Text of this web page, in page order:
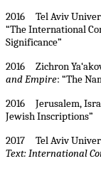
2016 Tel Aviv
“The International
Significance”
2016 Zichron
and Empire: “The
2016 Jerusalem,
Jewish Inscriptions”
2017 Tel Aviv
Text: International